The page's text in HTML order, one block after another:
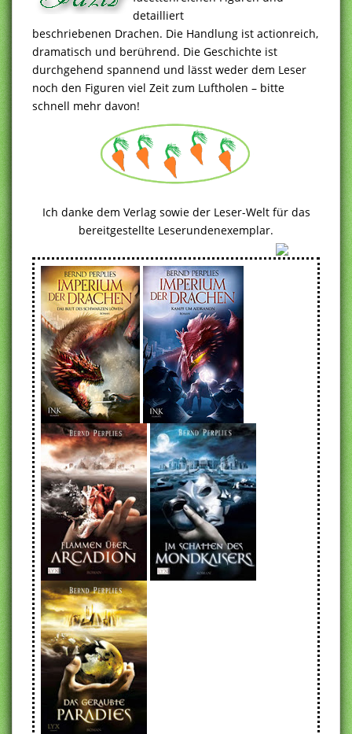
detailliert
beschriebenen Drachen. Die Handlung ist actionreich,
dramatisch und berührend. Die Geschichte ist
durchgehend spannend und lässt weder dem Leser
noch den Figuren viel Zeit zum Luftholen – bitte
schnell mehr davon!
Ich danke dem Verlag sowie der Leser-Welt für das
bereitgestellte Leserundenexemplar.